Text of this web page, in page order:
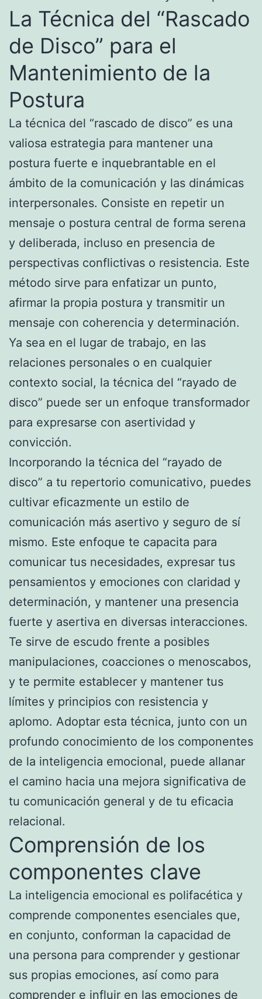
La Técnica del “Rascado
de Disco” para el
Mantenimiento de la
Postura
La técnica del “rascado de disco” es una
valiosa estrategia para mantener una
postura fuerte e inquebrantable en el
ámbito de la comunicación y las dinámicas
interpersonales. Consiste en repetir un
mensaje o postura central de forma serena
y deliberada, incluso en presencia de
perspectivas conflictivas o resistencia. Este
método sirve para enfatizar un punto,
afirmar la propia postura y transmitir un
mensaje con coherencia y determinación.
Ya sea en el lugar de trabajo, en las
relaciones personales o en cualquier
contexto social, la técnica del “rayado de
disco” puede ser un enfoque transformador
para expresarse con asertividad y
convicción.
Incorporando la técnica del “rayado de
disco” a tu repertorio comunicativo, puedes
cultivar eficazmente un estilo de
comunicación más asertivo y seguro de sí
mismo. Este enfoque te capacita para
comunicar tus necesidades, expresar tus
pensamientos y emociones con claridad y
determinación, y mantener una presencia
fuerte y asertiva en diversas interacciones.
Te sirve de escudo frente a posibles
manipulaciones, coacciones o menoscabos,
y te permite establecer y mantener tus
límites y principios con resistencia y
aplomo. Adoptar esta técnica, junto con un
profundo conocimiento de los componentes
de la inteligencia emocional, puede allanar
el camino hacia una mejora significativa de
tu comunicación general y de tu eficacia
relacional.
Comprensión de los
componentes clave
La inteligencia emocional es polifacética y
comprende componentes esenciales que,
en conjunto, conforman la capacidad de
una persona para comprender y gestionar
sus propias emociones, así como para
comprender e influir en las emociones de